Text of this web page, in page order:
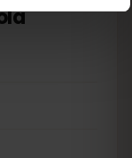
*